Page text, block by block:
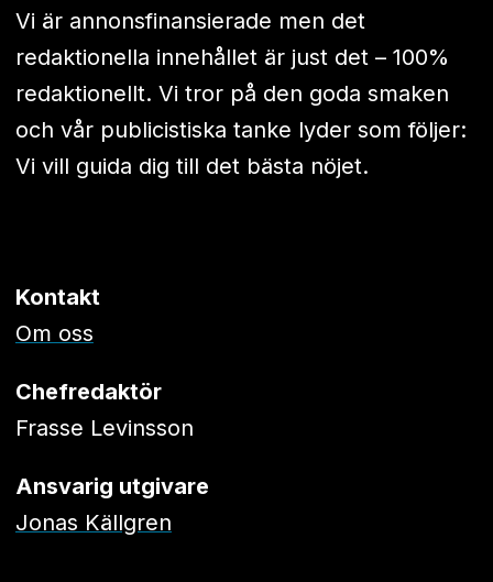
Vi är annonsfinansierade men det
redaktionella innehållet är just det – 100%
redaktionellt. Vi tror på den goda smaken
och vår publicistiska tanke lyder som följer:
Vi vill guida dig till det bästa nöjet.
Kontakt
Om oss
Chefredaktör
Frasse Levinsson
Ansvarig utgivare
Jonas Källgren